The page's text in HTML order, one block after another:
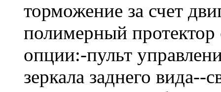
торможение за счет
полимерный
опции:-пульт
зеркала заднего вида--